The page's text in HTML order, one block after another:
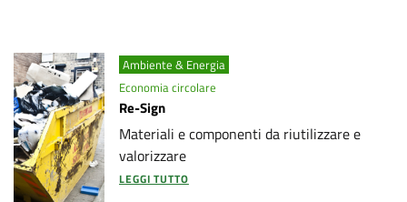
Ambiente & Energia
Economia circolare
Re-Sign
Materiali e componenti da riutilizzare e
valorizzare
LEGGI TUTTO